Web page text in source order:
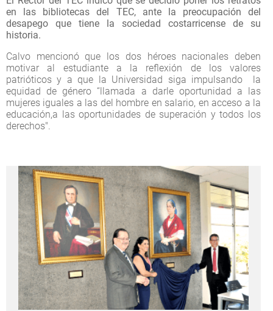
en las bibliotecas del TEC, ante la preocupación del
desapego que tiene la sociedad costarricense de su
historia.
Calvo mencionó que los dos héroes nacionales deben
motivar al estudiante a la reflexión de los valores
patrióticos y a que la Universidad siga impulsando la
equidad de género “llamada a darle oportunidad a las
mujeres iguales a las del hombre en salario, en acceso a la
educación,a las oportunidades de superación y todos los
derechos".